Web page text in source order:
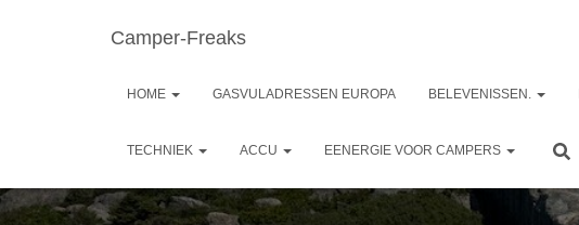
Camper-Freaks
HOME GASVULADRESSEN EUROPA BELEVENISSEN.
TECHNIEK ACCU EENERGIE VOOR CAMPERS